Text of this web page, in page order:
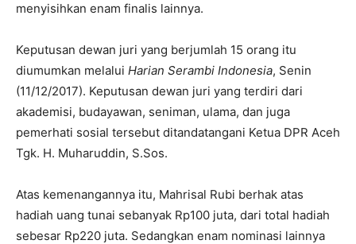
menyisihkan enam finalis lainnya.
Keputusan dewan juri yang berjumlah 15 orang itu
diumumkan melalui Harian Serambi Indonesia, Senin
(11/12/2017). Keputusan dewan juri yang terdiri dari
akademisi, budayawan, seniman, ulama, dan juga
pemerhati sosial tersebut ditandatangani Ketua DPR Aceh
Tgk. H. Muharuddin, S.Sos.
Atas kemenangannya itu, Mahrisal Rubi berhak atas
hadiah uang tunai sebanyak Rp100 juta, dari total hadiah
sebesar Rp220 juta. Sedangkan enam nominasi lainnya